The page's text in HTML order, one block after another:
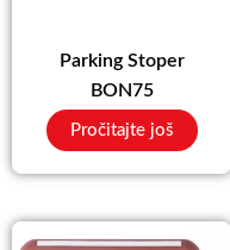
Parking Stoper
BON75
Pročitajte još